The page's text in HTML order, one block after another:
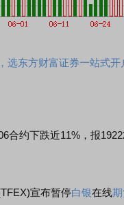
选东方财富证券一站式开
约下跌近11%，报
宣布暂停白银在线